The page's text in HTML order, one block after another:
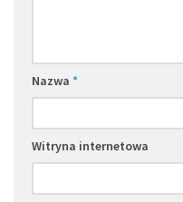
Nazwa *
Witryna internetowa